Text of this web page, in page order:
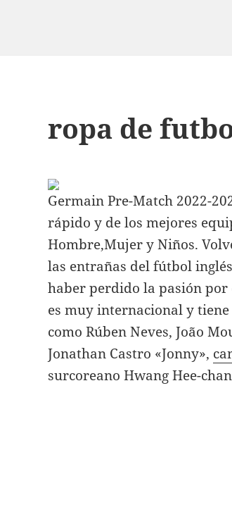
ropa de
Germain Pre-Match 2022-
rápido y de los mejores
Hombre,Mujer y Niños.
las entrañas del fútbol
haber perdido la pasión
es muy internacional y
como Rúben Neves, João
Jonathan Castro «Jonny»,
surcoreano Hwang Hee-